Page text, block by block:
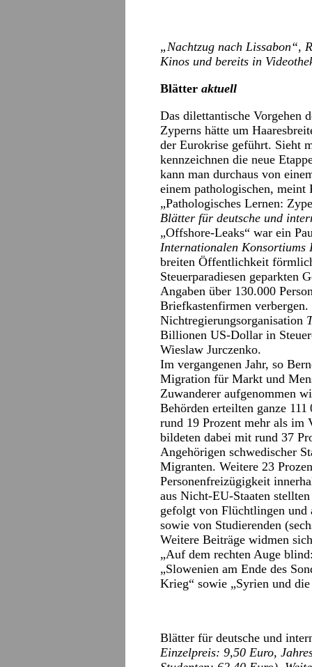
„Nachtzug nach Lissabon“,
Kinos und bereits in
Blätter aktuell
Das dilettantische Vorgehen
Zyperns hätte um
der Eurokrise geführt. Sieht
kennzeichnen die neue
kann man durchaus von
einem pathologischen,
„Pathologisches Lernen:
Blätter für deutsche und
„Offshore-Leaks“ war ein
Internationalen Konsortiums
breiten Öffentlichkeit
Steuerparadiesen geparkten
Angaben über 130.000
Briefkastenfirmen
Nichtregierungsorganisation
Billionen US-Dollar in
Wieslaw Jurczenko.
Im vergangenen Jahr, so
Migration für Markt und
Zuwanderer aufgenommen
Behörden erteilten ganze
rund 19 Prozent mehr als im
bildeten dabei mit rund 37
Angehörigen schwedischer
Migranten. Weitere 23
Personenfreizügigkeit
aus Nicht-EU-Staaten
gefolgt von Flüchtlingen und
sowie von Studierenden
Weitere Beiträge widmen
„Auf dem rechten Auge
„Slowenien am Ende des
Krieg“ sowie „Syrien und
Blätter für deutsche und
Einzelpreis: 9,50 Euro,